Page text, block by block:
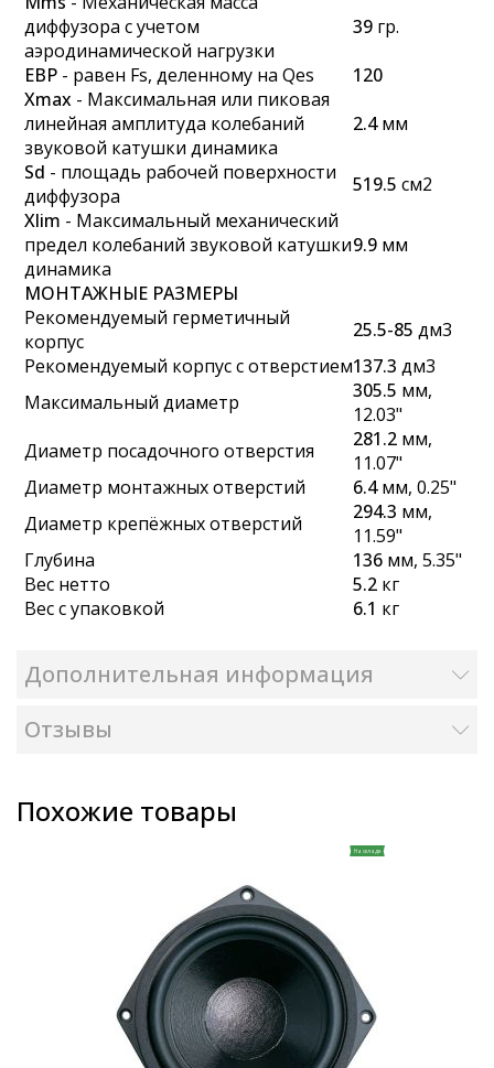
диффузора с учетом
аэродинамической нагрузки
39 гр.
EBP - равен Fs, деленному на Qes
120
Xmax - Максимальная или пиковая
линейная амплитуда колебаний
звуковой катушки динамика
2.4мм
Sd - площадь рабочей поверхности
диффузора
519.5 см2
Xlim - Максимальный механический
предел колебаний звуковой катушки
динамика
9.9 мм
МОНТАЖНЫЕ РАЗМЕРЫ
Рекомендуемый герметичный
корпус
25.5-85 дм3
Рекомендуемый корпус с отверстием137.3 дм3
Максимальный диаметр
305.5 мм,
12.03"
Диаметр посадочного отверстия
281.2 мм,
11.07"
Диаметр монтажных отверстий
6.4мм, 0.25"
Диаметр крепёжных отверстий
294.3 мм,
11.59"
Глубина
136 мм, 5.35"
Вес нетто
5.2 кг
Вес с упаковкой
6.1 кг
Дополнительная информация
Отзывы
Похожие товары
На складе